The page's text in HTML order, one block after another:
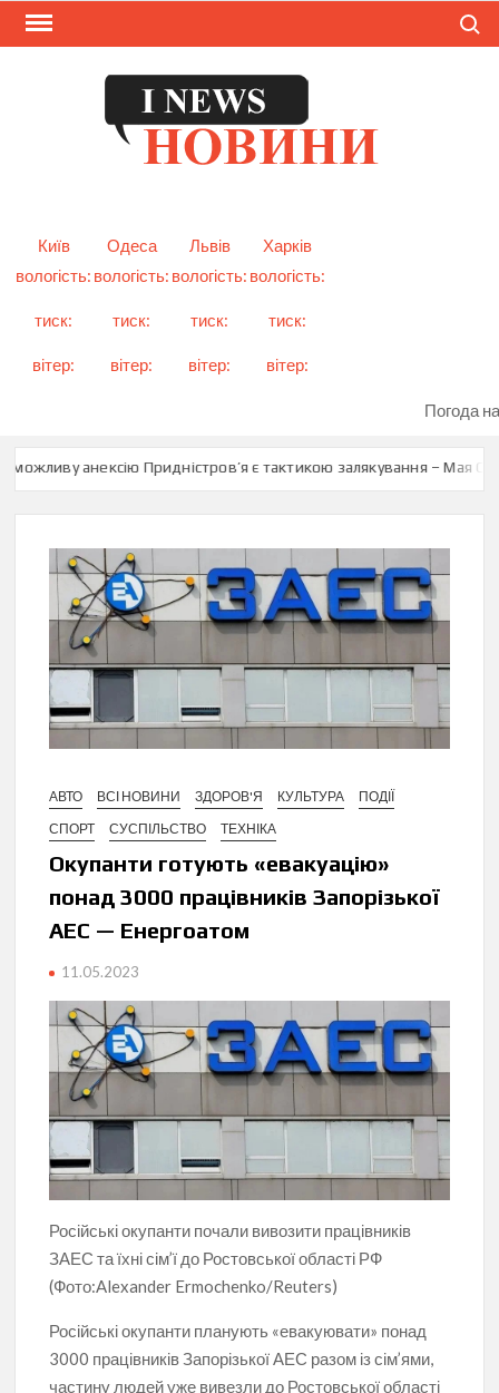
Skip
Київ
Одеса Львів
Харків
вологість:
тиск:
вітер:
вологість:
тиск:
вітер:
вологість:
тиск:
вітер:
вологість:
тиск:
вітер:
Погода
анексію Придністров’я є тактикою залякування – Мая
АВТО ВСІ НОВИНИ ЗДОРОВ'Я КУЛЬТУРА
ПОДІЇ
СПОРТ
СУСПІЛЬСТВО ТЕХНІКА
Окупанти готують «евакуацію»
понад 3000 працівників Запорізької
АЕС — Енергоатом
11.05.2023
Російські окупанти почали вивозити працівників
ЗАЕС та їхні сім’ї до Ростовської області РФ
(Фото:Alexander Ermochenko/Reuters)
Російські окупанти планують «евакуювати» понад
3000 працівників Запорізької АЕС разом із сім’ями,
частину людей уже вивезли до Ростовської області